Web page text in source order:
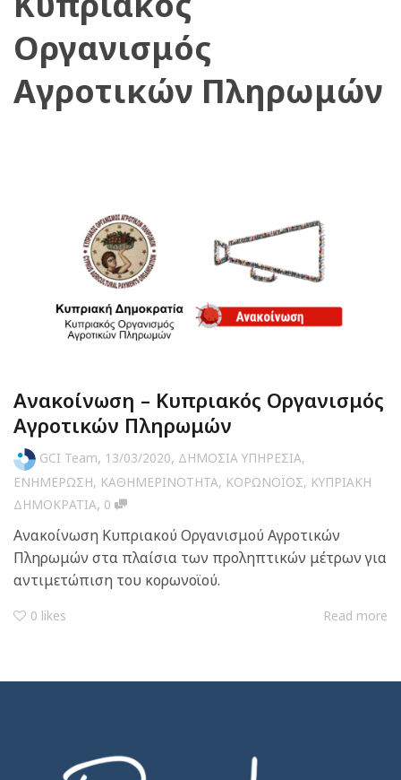
Οργανισμός
Αγροτικών Πληρωμών
Ανακοίνωση – Κυπριακός Οργανισμός
Αγροτικών Πληρωμών
GCI Team, 13/03/2020, ΔΗΜΟΣΙΑ ΥΠΗΡΕΣΙΑ,
ΕΝΗΜΕΡΩΣΗ, ΚΑΘΗΜΕΡΙΝΟΤΗΤΑ, ΚΟΡΩΝΟΪΟΣ, ΚΥΠΡΙΑΚΗ
ΔΗΜΟΚΡΑΤΙΑ, 0
Ανακοίνωση Κυπριακού Οργανισμού Αγροτικών
Πληρωμών στα πλαίσια των προληπτικών μέτρων για
αντιμετώπιση του κορωνοϊού.
0 likes Read more